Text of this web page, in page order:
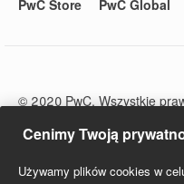
PwC Store
PwC Global
© 2020 PwC. Wszystkie
stanowi odrębny podmiot
PwC Studio - Prawo i
Cenimy Twoją
Używamy plików cookies w